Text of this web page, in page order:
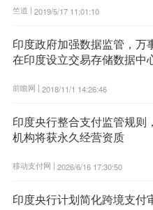
竺道 | 2019/5/17 11:01:10
印度政府加强数据监管，万
在印度设立交易存储数据中
前瞻网 | 2018/11/1 14:26:46
印度央行整合支付监管规则
机构将获永久经营资质
移动支付网 | 2026/6/16 17:30:50
印度央行计划简化跨境支付